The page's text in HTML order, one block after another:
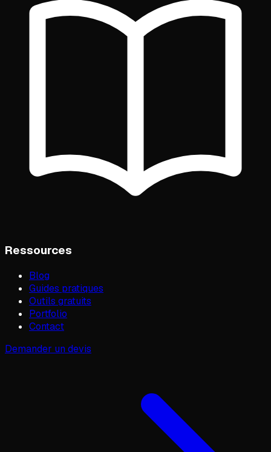
Ressources
Blog
Guides pratiques
Outils gratuits
Portfolio
Contact
Demander un devis